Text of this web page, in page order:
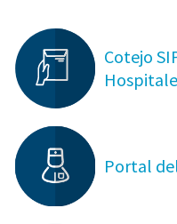
Cotejo
Portal